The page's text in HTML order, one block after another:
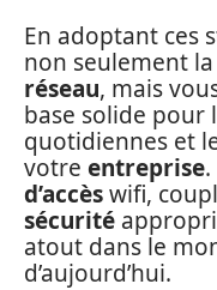
En adoptant ces
non seulement
réseau, mais
base solide pour
quotidiennes et
votre entreprise
d’accèswifi,
sécurité
atout dans le
d’aujourd’hui.